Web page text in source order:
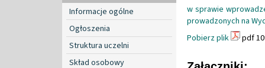
Informacje ogólne
Ogłoszenia
Struktura uczelni
Skład osobowy
w sprawie
prowadzonych na
Pobierz plik
pdf